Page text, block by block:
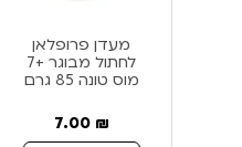
מעדן פרופלאן
לחתול מבוגר +7
מוס טונה 85 גרם
7.00 ₪